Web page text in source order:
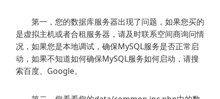
第一，您的数据库服务器出现了问题，如果您买的
是虚拟主机或者合租服务器，请及时联系空间商询问情
况，如果您是本地调试，确保MySQL服务是否正常启
动，如果不知道如何确保MySQL服务如何启动，请搜
索百度、Google。